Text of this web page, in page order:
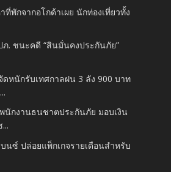
ที่พักจากอโกด้าเผย นักท่องเที่ยวทั้ง
. ชนะคดี “สินมั่นคงประกันภัย”
หนักรับเทศกาลฝน 3 ลัง 900 บาท
นักงานธนชาตประกันภัย มอบเงิน
บนซ์ ปล่อยแพ็กเกจรายเดือนสำหรับ